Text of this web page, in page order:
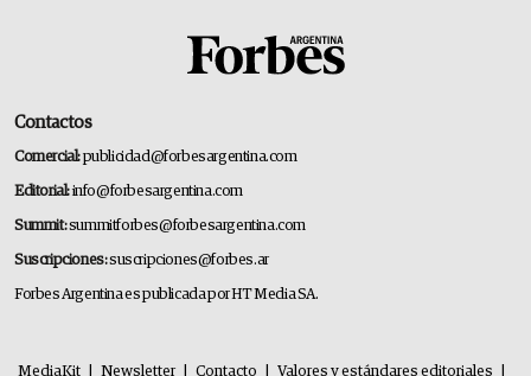
Contactos
Comercial:publicidad@forbesargentina.com
Editorial:info@forbesargentina.com
Summit:summitforbes@forbesargentina.com
Suscripciones:suscripciones@forbes.ar
Forbes Argentina es publicada por HT Media SA.
MediaKit Newsletter Contacto Valores y estándares editoriales